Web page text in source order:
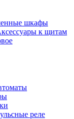
шкафы
к щитам
реле